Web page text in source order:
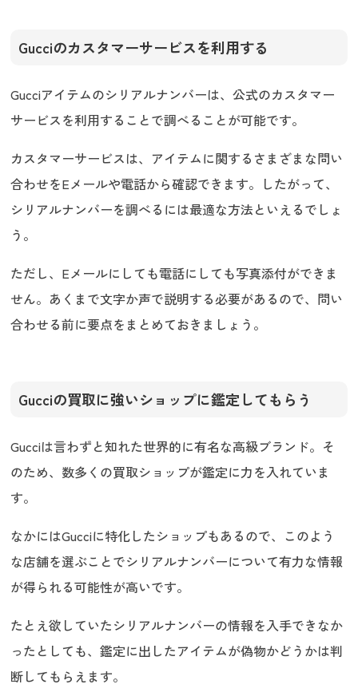
Gucciのカスタマーサービスを利用する
Gucciアイテムのシリアルナンバーは、公式のカスタマー
サービスを利用することで調べることが可能です。
カスタマーサービスは、アイテムに関するさまざまな問い
合わせをEメールや電話から確認できます。したがって、
シリアルナンバーを調べるには最適な方法といえるでしょ
う。
ただし、Eメールにしても電話にしても写真添付ができま
せん。あくまで文字か声で説明する必要があるので、問い
合わせる前に要点をまとめておきましょう。
Gucciの買取に強いショップに鑑定してもらう
Gucciは言わずと知れた世界的に有名な高級ブランド。そ
のため、数多くの買取ショップが鑑定に力を入れていま
す。
なかにはGucciに特化したショップもあるので、このよう
な店舗を選ぶことでシリアルナンバーについて有力な情報
が得られる可能性が高いです。
たとえ欲していたシリアルナンバーの情報を入手できなか
ったとしても、鑑定に出したアイテムが偽物かどうかは判
断してもらえます。